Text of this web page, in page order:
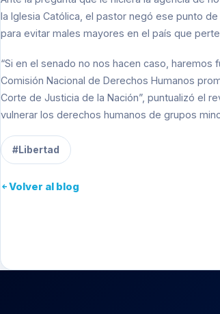
la Iglesia Católica, el pastor negó ese punto
para evitar males mayores en el país que
“Si en el senado no nos hacen caso,
Comisión Nacional de Derechos Humanos
Corte de Justicia de la Nación”, puntualizó el
vulnerar los derechos humanos de grupos
#Libertad
Volver al blog